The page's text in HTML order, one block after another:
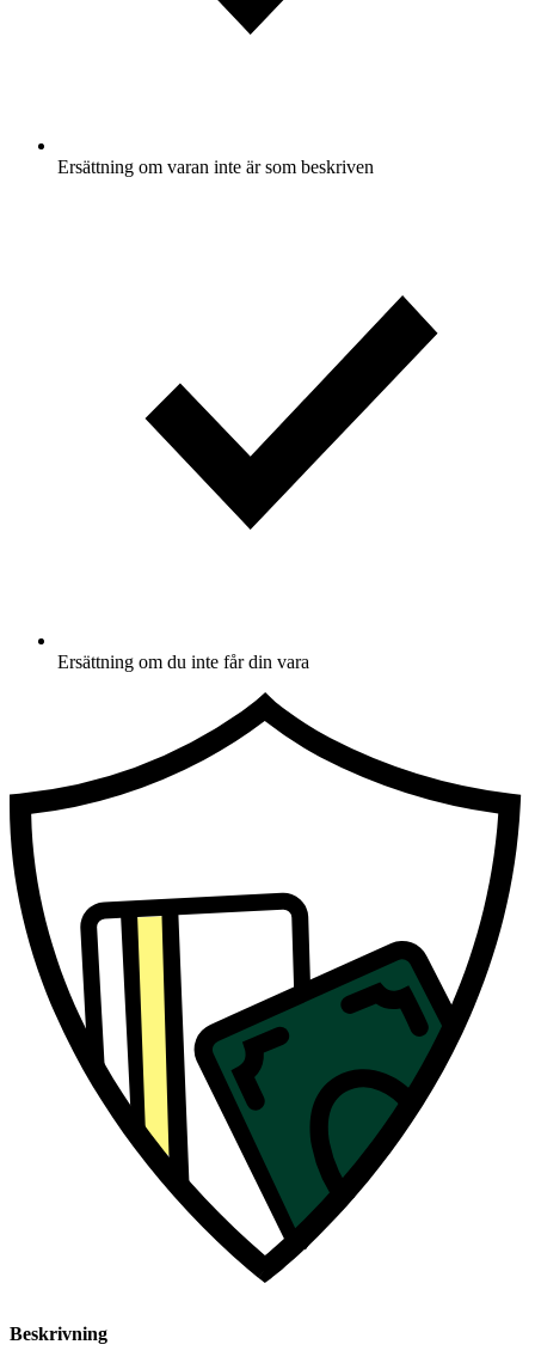
Ersättning om varan inte är som beskriven
Ersättning om du inte får din vara
Beskrivning